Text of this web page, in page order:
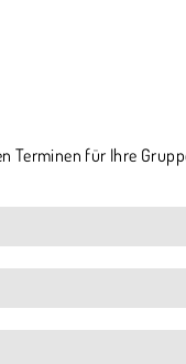
Terminen für Ihre